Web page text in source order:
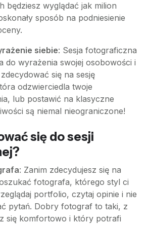
będziesz wyglądać jak milion
sposób na podniesienie
siebie: Sesja fotograficzna
do wyrażenia swojej osobowości i
się na sesję
odzwierciedla twoje
lub postawić na klasyczne
są niemal nieograniczone!
się do sesji
: Zanim zdecydujesz się na
fotografa, którego styl ci
portfolio, czytaj opinie i nie
pytań. Dobry fotograf to taki, z
się komfortowo i który potrafi